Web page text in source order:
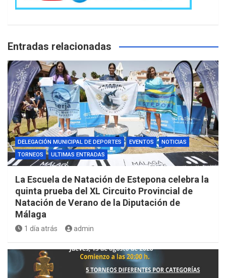
Entradas relacionadas
DELEGACIÓN MUNICIPAL DE DEPORTES EVENTOS
NOTICIAS
TORNEOS
ULTIMAS ENTRADAS
La Escuela de Natación de Estepona celebra la
quinta prueba del XL Circuito Provincial de
Natación de Verano de la Diputación de
Málaga
1 día atrás admin